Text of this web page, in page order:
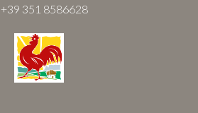
+39 351 8586628